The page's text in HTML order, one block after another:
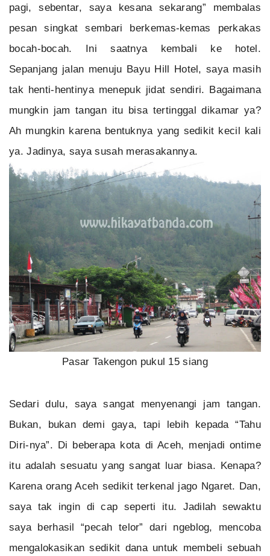
pagi, sebentar, saya kesana sekarang” membalas
pesan singkat sembari berkemas-kemas perkakas
bocah-bocah. Ini saatnya kembali ke hotel.
Sepanjang jalan menuju Bayu Hill Hotel, saya masih
tak henti-hentinya menepuk jidat sendiri. Bagaimana
mungkin jam tangan itu bisa tertinggal dikamar ya?
Ah mungkin karena bentuknya yang sedikit kecil kali
ya. Jadinya, saya susah merasakannya.
Pasar Takengon pukul 15 siang
Sedari dulu, saya sangat menyenangi jam tangan.
Bukan, bukan demi gaya, tapi lebih kepada “Tahu
Diri-nya”. Di beberapa kota di Aceh, menjadi ontime
itu adalah sesuatu yang sangat luar biasa. Kenapa?
Karena orang Aceh sedikit terkenal jago Ngaret. Dan,
saya tak ingin di cap seperti itu. Jadilah sewaktu
saya berhasil “pecah telor” dari ngeblog, mencoba
mengalokasikan sedikit dana untuk membeli sebuah